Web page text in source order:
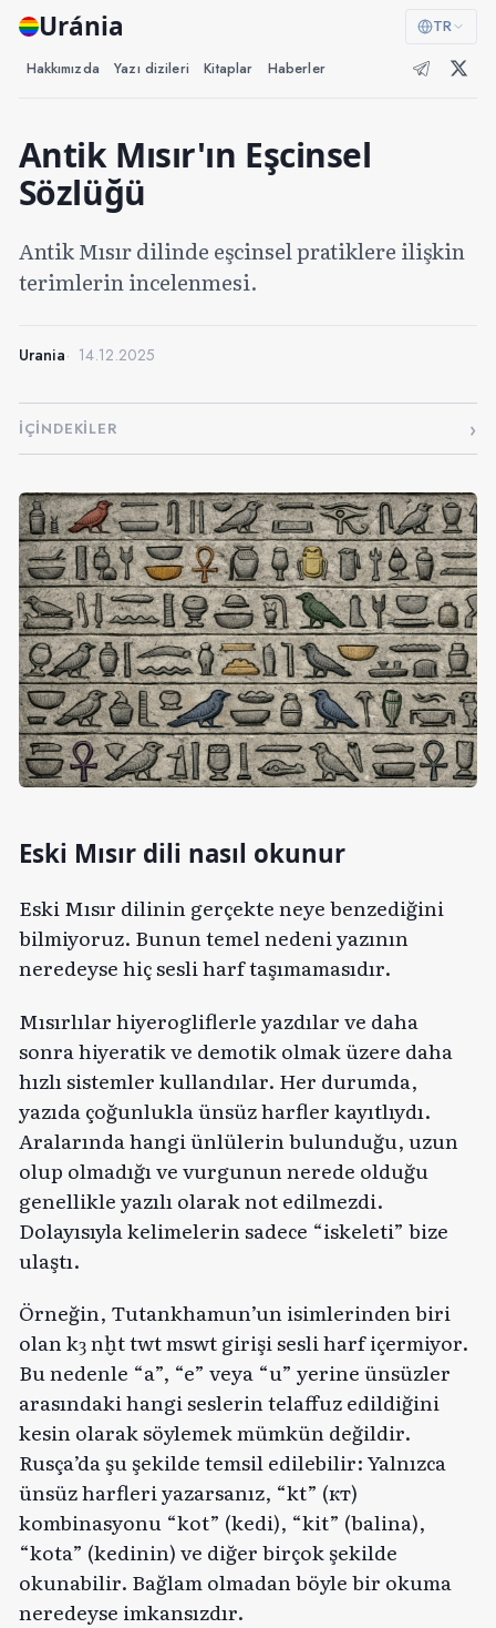
Uránia TR
Hakkımızda Yazı dizileri Kitaplar Haberler
Antik Mısır'ın Eşcinsel
Sözlüğü
Antik Mısır dilinde eşcinsel pratiklere ilişkin
terimlerin incelenmesi.
Urania 14.12.2025
İÇINDEKILER
Eski Mısır dili nasıl okunur
Eski Mısır dilinin gerçekte neye benzediğini
bilmiyoruz. Bunun temel nedeni yazının
neredeyse hiç sesli harf taşımamasıdır.
Mısırlılar hiyerogliflerle yazdılar ve daha
sonra hiyeratik ve demotik olmak üzere daha
hızlı sistemler kullandılar. Her durumda,
yazıda çoğunlukla ünsüz harfler kayıtlıydı.
Aralarında hangi ünlülerin bulunduğu, uzun
olup olmadığı ve vurgunun nerede olduğu
genellikle yazılı olarak not edilmezdi.
Dolayısıyla kelimelerin sadece “iskeleti” bize
ulaştı.
Örneğin, Tutankhamun’un isimlerinden biri
olan kȝ nḫt twt mswt girişi sesli harf içermiyor.
Bu nedenle “a”, “e” veya “u” yerine ünsüzler
arasındaki hangi seslerin telaffuz edildiğini
kesin olarak söylemek mümkün değildir.
Rusça’da şu şekilde temsil edilebilir: Yalnızca
ünsüz harfleri yazarsanız, “kt” (кт)
kombinasyonu “kot” (kedi), “kit” (balina),
“kota” (kedinin) ve diğer birçok şekilde
okunabilir. Bağlam olmadan böyle bir okuma
neredeyse imkansızdır.